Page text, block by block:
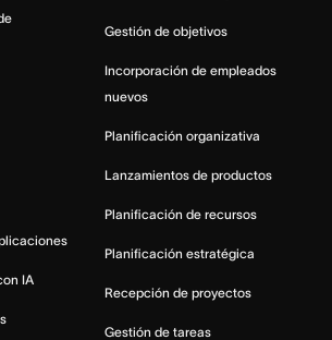
IA
Gestión de objetivos
Incorporación de empleados
nuevos
Planificación organizativa
Lanzamientos de productos
Planificación de recursos
Planificación estratégica
Recepción de proyectos
Gestión de tareas